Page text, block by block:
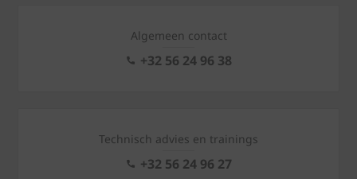
Algemeen contact
+32 56 24 96 38
Technisch advies en trainings
+32 56 24 96 27